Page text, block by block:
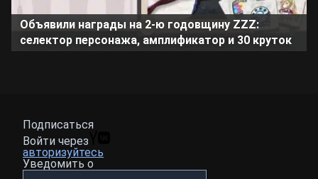
Объявили награды на 2-ю годовщину ZZZ:
селектор персонажа, амплификатор и 30 круток
Подписаться
Войти через
авторизуйтесь
Уведомить о